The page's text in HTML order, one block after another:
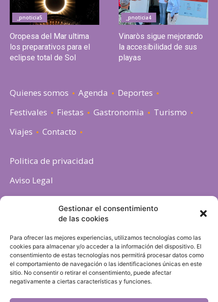
Gestionar el consentimiento
de las cookies
Para ofrecer las mejores experiencias, utilizamos tecnologías como las
cookies para almacenar y/o acceder a la información del dispositivo. El
consentimiento de estas tecnologías nos permitirá procesar datos como
el comportamiento de navegación o las identificaciones únicas en este
sitio. No consentir o retirar el consentimiento, puede afectar
negativamente a ciertas características y funciones.
_pnoticia5
Oropesa del Mar ultima
los preparativos para el
eclipse total de Sol
_pnoticia4
Vinaròs sigue mejorando
la accesibilidad de sus
playas
Quienes somos Agenda
Deportes
Festivales
Fiestas Gastronomia
Turismo
Viajes
Contacto
Politica de privacidad
Aviso Legal
Política de cookies